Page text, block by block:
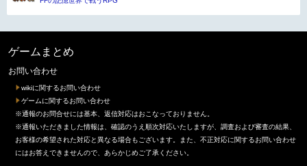
ゲームまとめ
お問い合わせ
wikiに関するお問い合わせ
ゲームに関するお問い合わせ
※通報のお問合せには基本、返信対応はおこなっておりません。
※通報いただきました情報は、確認のうえ順次対応いたしますが、調査および審査の結果、
お客様の希望された対応と異なる場合もございます。また、不正対応に関するお問い合わせ
にはお答えできませんので、あらかじめご了承ください。